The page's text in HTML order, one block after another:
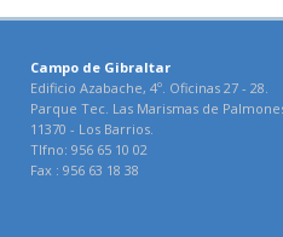
Campo de Gibraltar
Edificio Azabache, 4º. Oficinas 27 - 28.
Parque Tec. Las Marismas de
11370 - Los Barrios.
Tlfno: 956 65 10 02
Fax : 956 63 18 38